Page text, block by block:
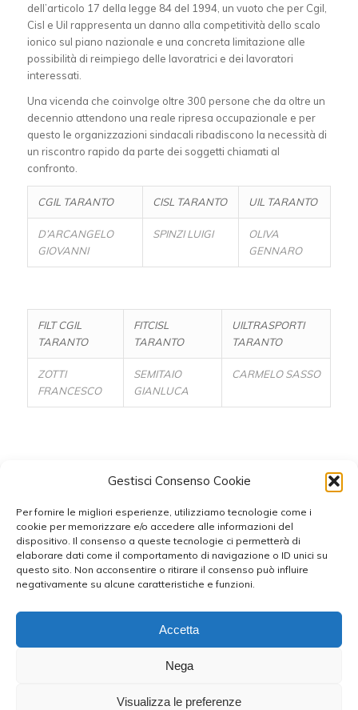
Gestisci Consenso Cookie
Per fornire le migliori esperienze, utilizziamo tecnologie come i
cookie per memorizzare e/o accedere alle informazioni del
dispositivo. Il consenso a queste tecnologie ci permetterà di
elaborare dati come il comportamento di navigazione o ID unici su
questo sito. Non acconsentire o ritirare il consenso può influire
negativamente su alcune caratteristiche e funzioni.
Accetta
Nega
Visualizza le preferenze
dell’articolo 17 della legge 84 del 1994, un vuoto che per Cgil,
Cisl e Uil rappresenta un danno alla competitività dello scalo
ionico sul piano nazionale e una concreta limitazione alle
possibilità di reimpiego delle lavoratrici e dei lavoratori
interessati.
Una vicenda che coinvolge oltre 300 persone che da oltre un
decennio attendono una reale ripresa occupazionale e per
questo le organizzazioni sindacali ribadiscono la necessità di
un riscontro rapido da parte dei soggetti chiamati al
confronto.
CGIL TARANTO CISL TARANTO UIL TARANTO
D’ARCANGELO
GIOVANNI
SPINZI LUIGI
OLIVA
GENNARO
FILT CGIL
TARANTO
FITCISL
TARANTO
UILTRASPORTI
TARANTO
ZOTTI
FRANCESCO
SEMITAIO
GIANLUCA
CARMELO SASSO
Condividi questo articolo
RESPONSABILE DELLA COMUNICAZIONE: Antonello Corigliano - WEB
80017600737 - Tutti i diritti riservati